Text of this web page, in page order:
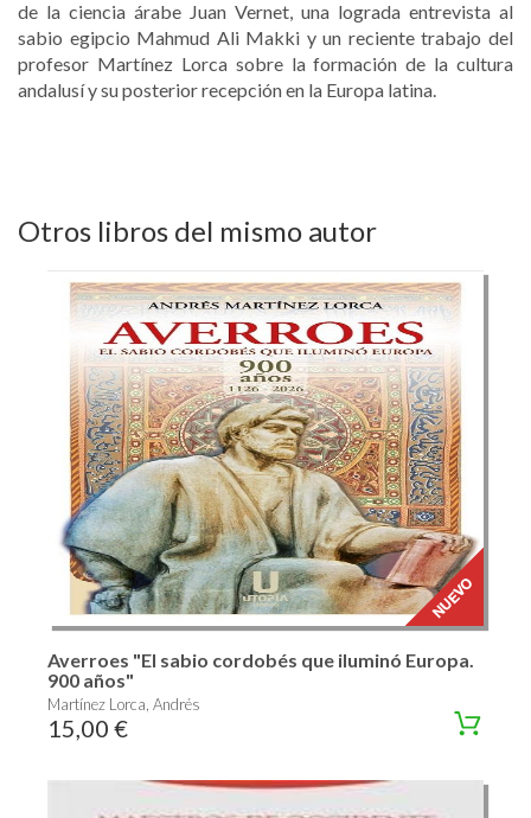
de la ciencia árabe Juan Vernet, una lograda entrevista al
sabio egipcio Mahmud Ali Makki y un reciente trabajo del
profesor Martínez Lorca sobre la formación de la cultura
andalusí y su posterior recepción en la Europa latina.
Otros libros del mismo autor
Averroes "El sabio cordobés que iluminó Europa.
900 años"
Martínez Lorca, Andrés
15,00 €